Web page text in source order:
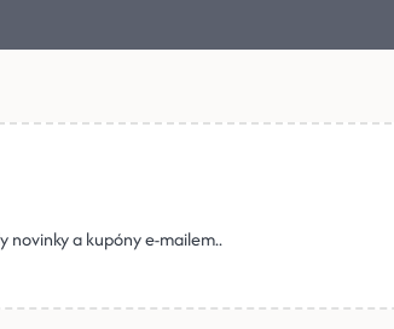
novinky a kupóny e-mailem..